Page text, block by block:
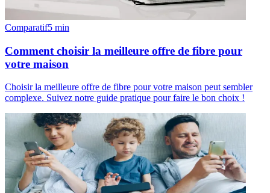
Comparatif5 min
Comment choisir la meilleure offre de fibre pour
votre maison
Choisir la meilleure offre de fibre pour votre maison peut sembler
complexe. Suivez notre guide pratique pour faire le bon choix !